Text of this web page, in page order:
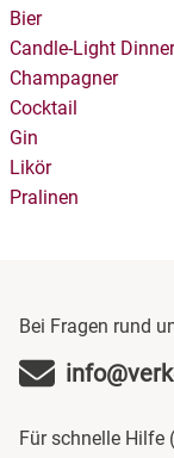
Verkostungen
Bier
Candle-Light Dinner
Champagner
Cocktail
Gin
Likör
Pralinen
Bei Fragen rund
Für schnelle Hilfe